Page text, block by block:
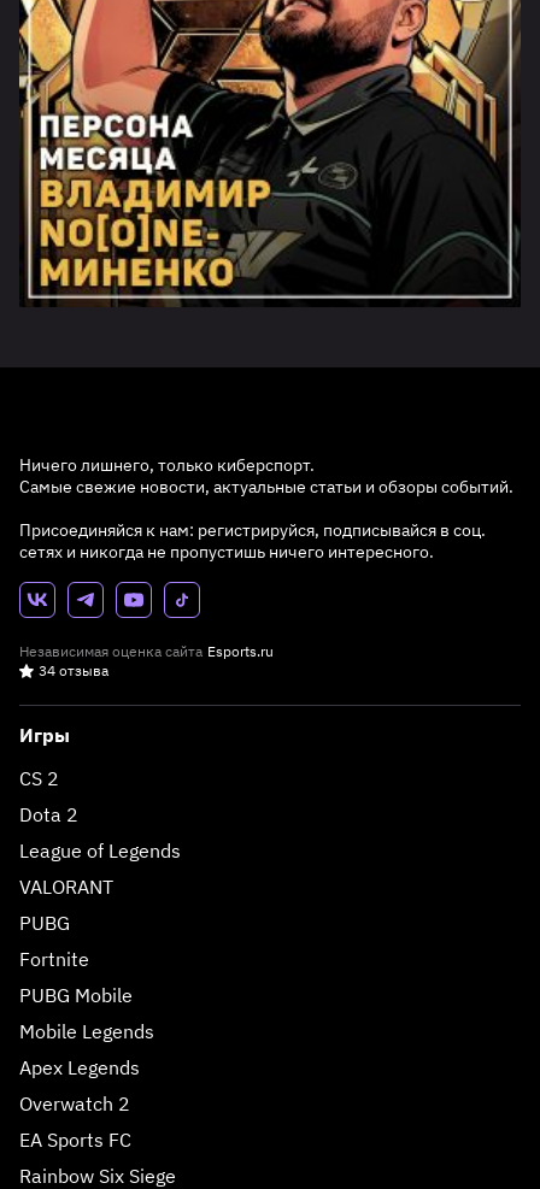
Ничего лишнего, только киберспорт.
Самые свежие новости, актуальные статьи и обзоры событий.
Присоединяйся к нам: регистрируйся, подписывайся в соц.
сетях и никогда не пропустишь ничего интересного.
Независимая оценка сайта Esports.ru
34 отзыва
Игры
CS 2
Dota 2
League of Legends
VALORANT
PUBG
Fortnite
PUBG Mobile
Mobile Legends
Apex Legends
Overwatch 2
EA Sports FC
Rainbow Six Siege